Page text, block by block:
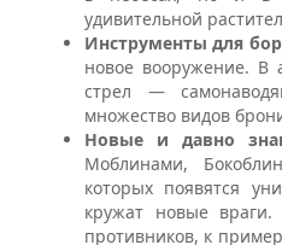
удивительной
Инструменты для
новое вооружение. В
стрел —
множество видов
Новые и давно
Моблинами,
которых появятся
кружат новые
противников, к